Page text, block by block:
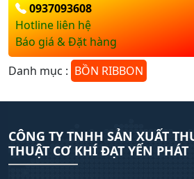
0937093608
Hotline liên hệ
Báo giá & Đặt hàng
Danh mục : BỒN RIBBON
CÔNG TY TNHH SẢN XUẤT
THUẬT CƠ KHÍ ĐẠT YẾN PHÁT